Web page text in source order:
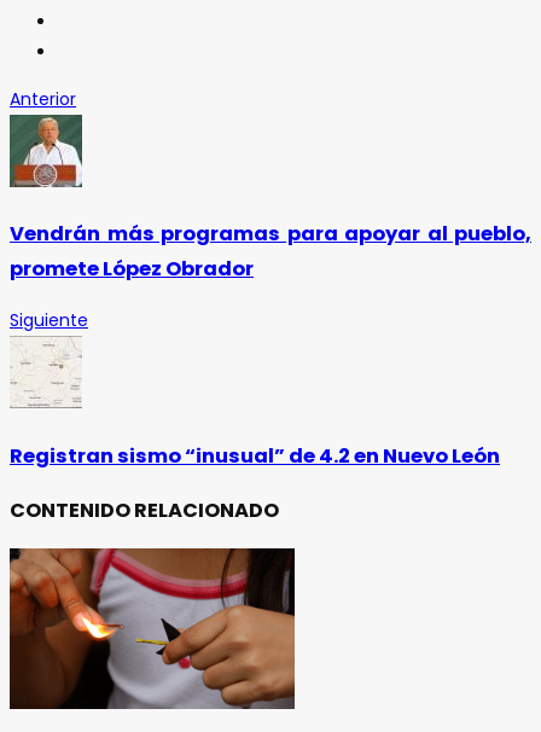
Anterior
Vendrán más programas para apoyar al pueblo,
promete López Obrador
Siguiente
Registran sismo “inusual” de 4.2 en Nuevo León
CONTENIDO RELACIONADO